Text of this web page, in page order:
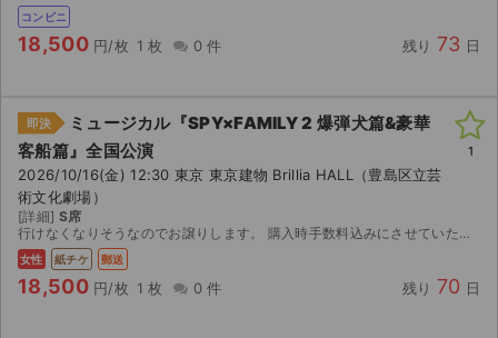
コンビニ
18,500 円/枚 1 枚 0 件 残り 73 日
即決
ミュージカル『SPY×FAMILY 2 爆弾犬篇&豪華
客船篇』全国公演
2026/10/16(金) 12:30 東京 東京建物 Brillia HALL（豊島区立芸
術文化劇場）
[詳細] S席
行けなくなりそうなのでお譲りします。 購入時手数料込みにさせていただきました。
女性 紙チケ 郵送
18,500 円/枚 1 枚 0 件 残り 70 日
1